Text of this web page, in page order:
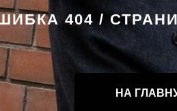
404 /
НА